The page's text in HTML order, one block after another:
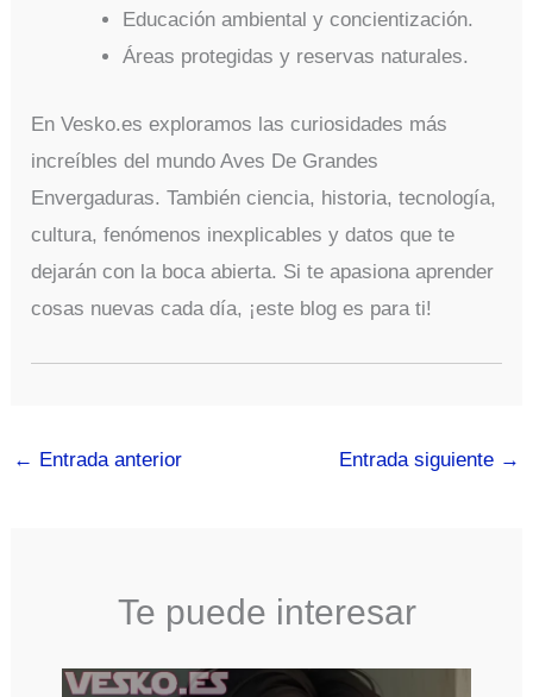
Educación ambiental y concientización.
Áreas protegidas y reservas naturales.
En Vesko.es exploramos las curiosidades más
increíbles del mundo Aves De Grandes
Envergaduras. También ciencia, historia, tecnología,
cultura, fenómenos inexplicables y datos que te
dejarán con la boca abierta. Si te apasiona aprender
cosas nuevas cada día, ¡este blog es para ti!
← Entrada anterior Entrada siguiente →
Te puede interesar